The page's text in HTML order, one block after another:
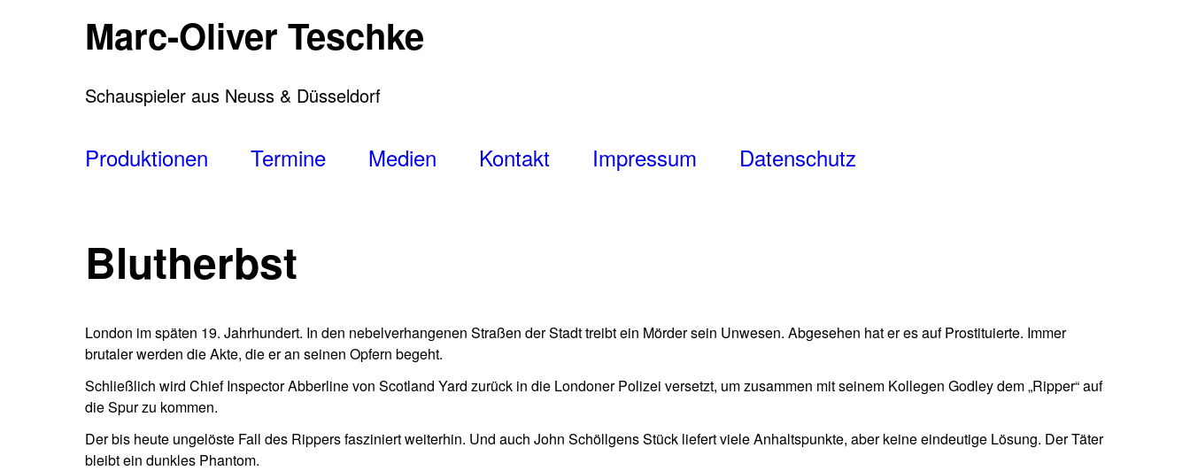
Marc-Oliver Teschke
Schauspieler aus Neuss & Düsseldorf
Produktionen Termine Medien Kontakt Impressum Datenschutz
Blutherbst
London im späten 19. Jahrhundert. In den nebelverhangenen Straßen der Stadt treibt ein Mörder sein Unwesen. Abgesehen hat er es auf Prostituierte. Immer
brutaler werden die Akte, die er an seinen Opfern begeht.
Schließlich wird Chief Inspector Abberline von Scotland Yard zurück in die Londoner Polizei versetzt, um zusammen mit seinem Kollegen Godley dem „Ripper“ auf
die Spur zu kommen.
Der bis heute ungelöste Fall des Rippers fasziniert weiterhin. Und auch John Schöllgens Stück liefert viele Anhaltspunkte, aber keine eindeutige Lösung. Der Täter
bleibt ein dunkles Phantom.